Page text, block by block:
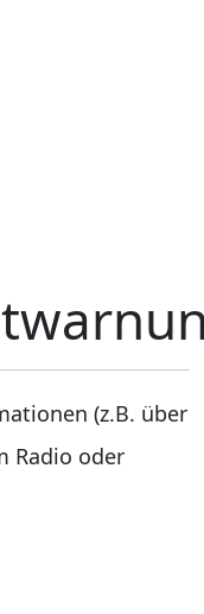
(z.B. über
Radio oder